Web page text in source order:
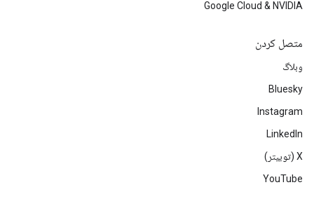
Google Cloud & NVIDIA
متصل کردن
وبلاگ
Bluesky
Instagram
LinkedIn
‫X (توییتر)
YouTube